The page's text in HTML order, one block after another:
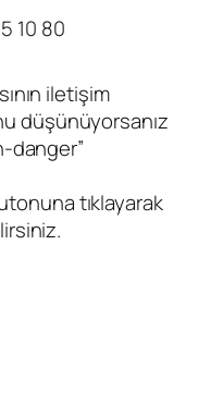
10 80
iletişim
düşünüyorsanız
tıklayarak